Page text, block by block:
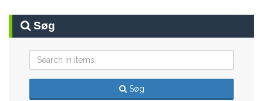
Søg
Søg